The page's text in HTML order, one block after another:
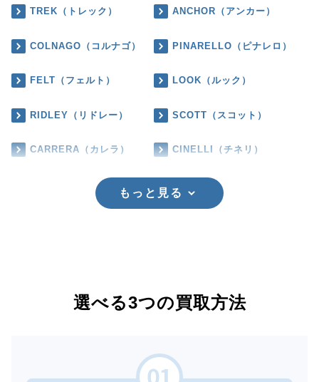
TREK（トレック） ANCHOR（アンカー）
COLNAGO（コルナゴ） PINARELLO（ピナレロ）
FELT（フェルト） LOOK（ルック）
RIDLEY（リドレー） SCOTT（スコット）
CARRERA（カレラ） CINELLI（チネリ）
もっと見る
選べる3つの買取方法